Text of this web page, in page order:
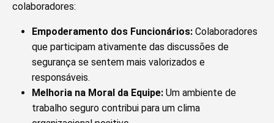
colaboradores:
Empoderamento dos Funcionários: Colaboradores
que participam ativamente das discussões de
segurança se sentem mais valorizados e
responsáveis.
Melhoria na Moral da Equipe: Um ambiente de
trabalho seguro contribui para um clima